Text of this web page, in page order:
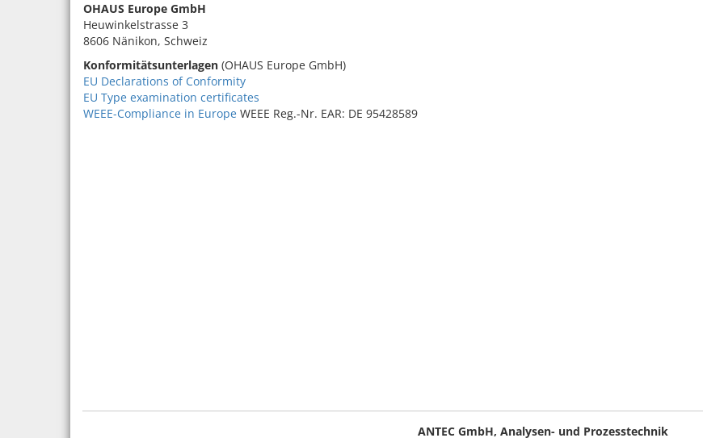
OHAUS Europe GmbH
Heuwinkelstrasse 3
8606 Nänikon, Schweiz
Konformitätsunterlagen (OHAUS Europe GmbH)
EU Declarations of Conformity
EU Type examination certificates
WEEE-Compliance in Europe WEEE Reg.-Nr. EAR: DE 95428589
ANTEC GmbH, Analysen- und Prozesstechnik